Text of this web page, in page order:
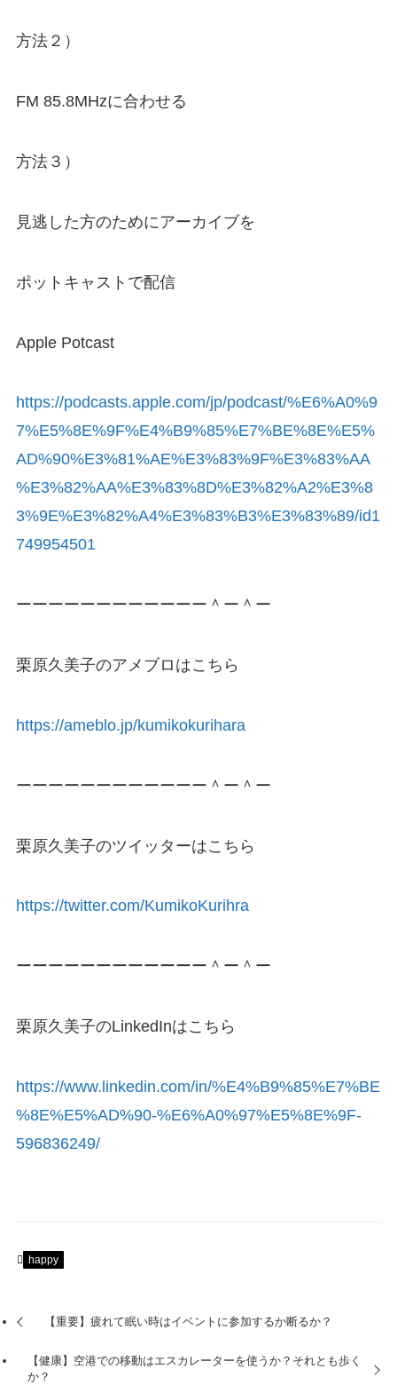
方法２）
FM 85.8MHzに合わせる
方法３）
見逃した方のためにアーカイブを
ポットキャストで配信
Apple Potcast
https://podcasts.apple.com/jp/podcast/%E6%A0%9
7%E5%8E%9F%E4%B9%85%E7%BE%8E%E5%
AD%90%E3%81%AE%E3%83%9F%E3%83%AA
%E3%82%AA%E3%83%8D%E3%82%A2%E3%8
3%9E%E3%82%A4%E3%83%B3%E3%83%89/id1
749954501
ーーーーーーーーーーーー＾ー＾ー
栗原久美子のアメブロはこちら
https://ameblo.jp/kumikokurihara
ーーーーーーーーーーーー＾ー＾ー
栗原久美子のツイッターはこちら
https://twitter.com/KumikoKurihra
ーーーーーーーーーーーー＾ー＾ー
栗原久美子のLinkedInはこちら
https://www.linkedin.com/in/%E4%B9%85%E7%BE
%8E%E5%AD%90-%E6%A0%97%E5%8E%9F-
596836249/
happy
【重要】疲れて眠い時はイベントに参加するか断るか？
【健康】空港での移動はエスカレーターを使うか？それとも歩く
か？